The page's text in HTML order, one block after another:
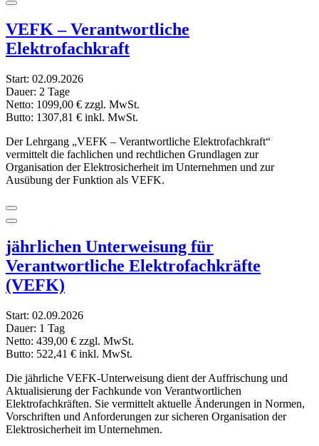
VEFK – Verantwortliche
Elektrofachkraft
Start: 02.09.2026
Dauer: 2 Tage
Netto: 1099,00 € zzgl. MwSt.
Butto: 1307,81 € inkl. MwSt.
Der Lehrgang „VEFK – Verantwortliche Elektrofachkraft“
vermittelt die fachlichen und rechtlichen Grundlagen zur
Organisation der Elektrosicherheit im Unternehmen und zur
Ausübung der Funktion als VEFK.
jährlichen Unterweisung für
Verantwortliche Elektrofachkräfte
(VEFK)
Start: 02.09.2026
Dauer: 1 Tag
Netto: 439,00 € zzgl. MwSt.
Butto: 522,41 € inkl. MwSt.
Die jährliche VEFK-Unterweisung dient der Auffrischung und
Aktualisierung der Fachkunde von Verantwortlichen
Elektrofachkräften. Sie vermittelt aktuelle Änderungen in Normen,
Vorschriften und Anforderungen zur sicheren Organisation der
Elektrosicherheit im Unternehmen.